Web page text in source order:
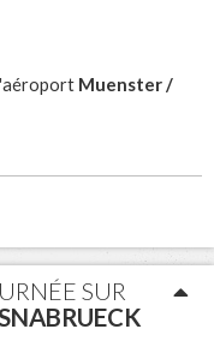
Muenster /
18:00
SUR